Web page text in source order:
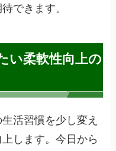
できます。
い柔軟性向上の
活習慣を少し変え
します。今日から